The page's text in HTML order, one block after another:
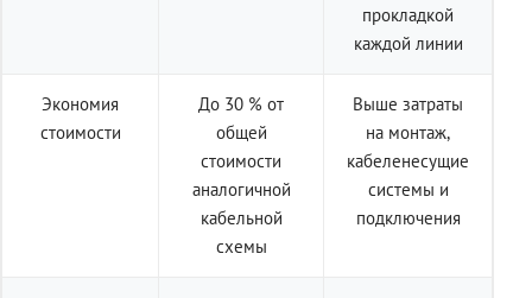
прокладкой
каждой линии
Экономия
стоимости
До 30 % от
общей
стоимости
аналогичной
кабельной
схемы
Выше затраты
на монтаж,
кабеленесущие
системы и
подключения